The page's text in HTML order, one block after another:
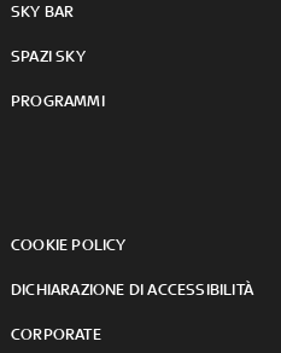
SKY BAR
SPAZI SKY
PROGRAMMI
COOKIE POLICY
DICHIARAZIONE DI ACCESSIBILITÀ
CORPORATE